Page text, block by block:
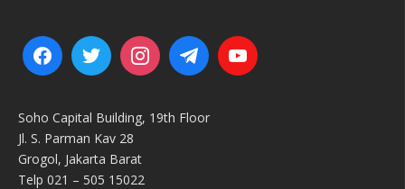
Soho Capital Building, 19th Floor
Jl. S. Parman Kav 28
Grogol, Jakarta Barat
Telp 021 – 505 15022